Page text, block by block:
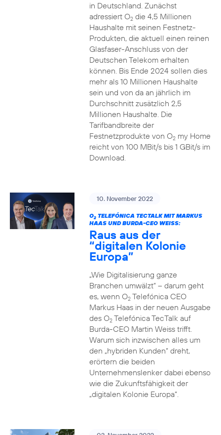
in Deutschland. Zunächst
adressiert O2die 4,5 Millionen
Haushalte mit seinen Festnetz-
Produkten, die aktuell einen reinen
Glasfaser-Anschluss von der
Deutschen Telekom erhalten
können. Bis Ende 2024 sollen dies
mehr als 10 Millionen Haushalte
sein und von da an jährlich im
Durchschnitt zusätzlich 2,5
Millionen Haushalte. Die
Tarifbandbreite der
Festnetzprodukte von O2my Home
reicht von 100 MBit/s bis 1 GBit/s im
Download.
10. November 2022
O2TELEFÓNICA TECTALK MIT MARKUS
HAAS UND BURDA-CEO WEISS:
Raus aus der
“digitalen Kolonie
Europa”
„Wie Digitalisierung ganze
Branchen umwälzt“ – darum geht
es, wenn O2Telefónica CEO
Markus Haas in der neuen Ausgabe
des O2Telefónica TecTalk auf
Burda-CEO Martin Weiss trifft.
Warum sich inzwischen alles um
den „hybriden Kunden“ dreht,
erörtern die beiden
Unternehmenslenker dabei ebenso
wie die Zukunftsfähigkeit der
„digitalen Kolonie Europa“.